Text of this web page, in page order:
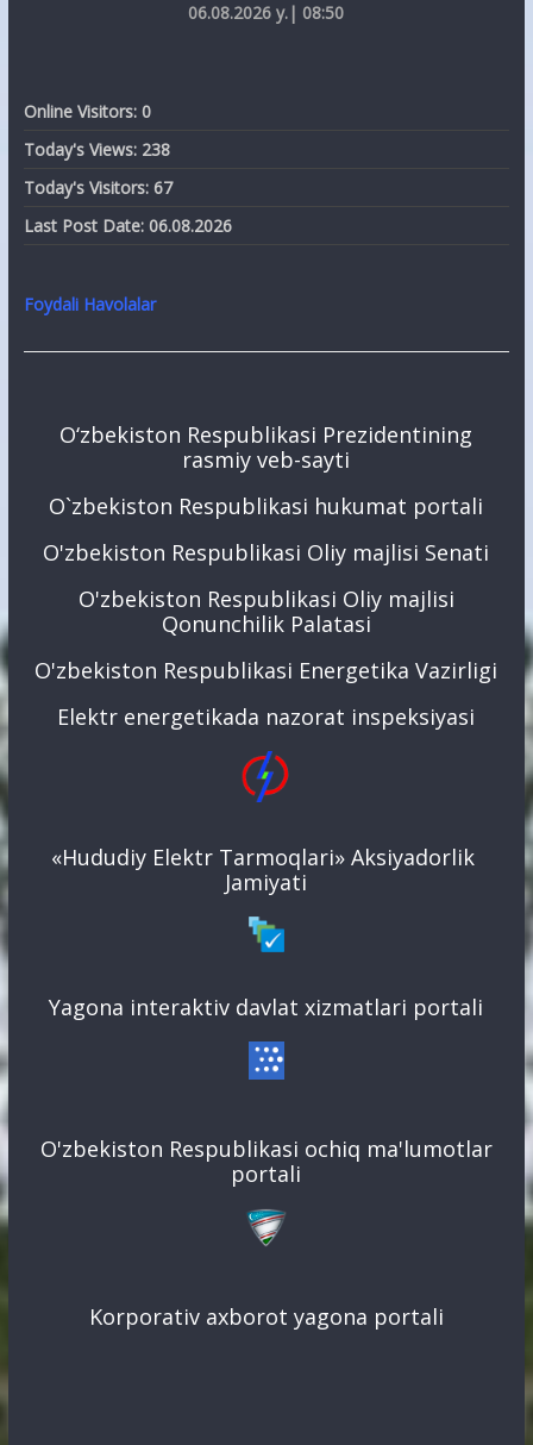
06.08.2026 y.| 08:50
Online Visitors: 0
Today's Views: 238
Today's Visitors: 67
Last Post Date: 06.08.2026
Foydali Havolalar
O‘zbekiston Respublikasi Prezidentining
rasmiy veb-sayti
O`zbekiston Respublikasi hukumat portali
O'zbekiston Respublikasi Oliy majlisi Senati
O'zbekiston Respublikasi Oliy majlisi
Qonunchilik Palatasi
O'zbekiston Respublikasi Energetika Vazirligi
Elektr energetikada nazorat inspeksiyasi
«Hududiy Elektr Tarmoqlari» Aksiyadorlik
Jamiyati
Yagona interaktiv davlat xizmatlari portali
O'zbekiston Respublikasi ochiq ma'lumotlar
portali
Korporativ axborot yagona portali